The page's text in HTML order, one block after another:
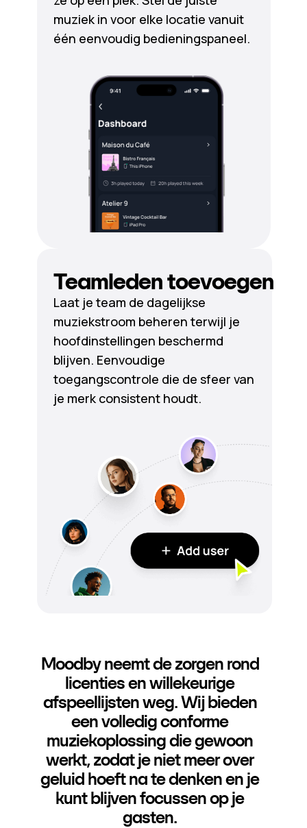
muziek in voor elke locatie vanuit
één eenvoudig bedieningspaneel.
Teamleden toevoegen
Laat je team de dagelijkse
muziekstroom beheren terwijl je
hoofdinstellingen beschermd
blijven. Eenvoudige
toegangscontrole die de sfeer van
je merk consistent houdt.
Moodby neemt de zorgen rond
licenties en willekeurige
afspeellijsten weg. Wij bieden
een volledig conforme
muziekoplossing die gewoon
werkt, zodat je niet meer over
geluid hoeft na te denken en je
kunt blijven focussen op je
gasten.